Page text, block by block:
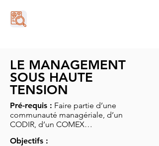
LE MANAGEMENT
SOUS HAUTE
TENSION
Pré-requis : Faire partie d’une
communauté managériale, d’un
CODIR, d’un COMEX…
Objectifs :